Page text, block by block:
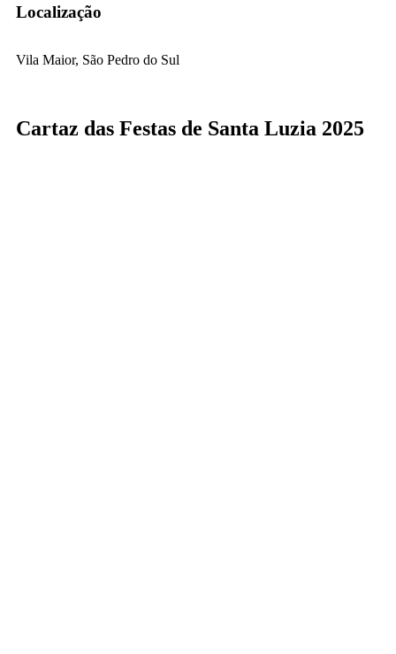
Localização
Vila Maior, São Pedro do Sul
Cartaz das Festas de Santa Luzia 2025